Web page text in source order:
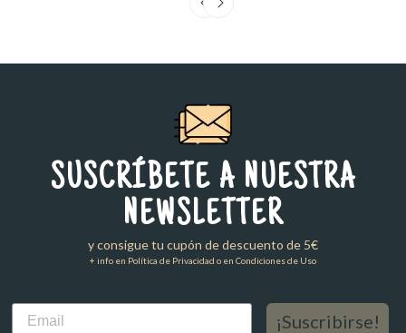
SUSCRÍBETE A NUESTRA
NEWSLETTER
y consigue tu cupón de descuento de 5€
+ info en Política de Privacidad o en Condiciones de Uso
Email
¡Suscribirse!